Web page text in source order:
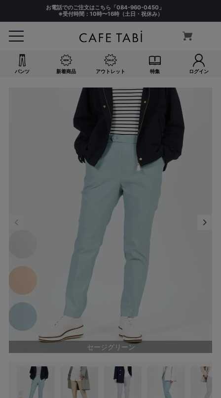
お電話でのご注文はこちら「084-960-0450 」
※受付時間：10時〜16時（土日・祝休み）
パンツ 新着商品 アウトレット 特集 ログイン
セージグリーン